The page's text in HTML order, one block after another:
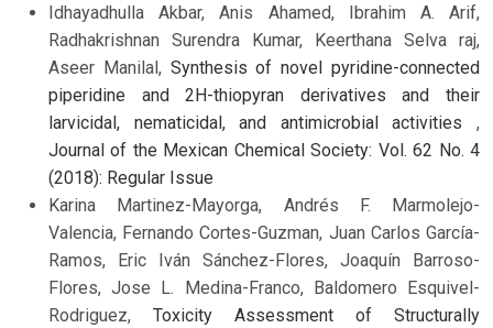
Idhayadhulla Akbar, Anis Ahamed, Ibrahim A. Arif,
Radhakrishnan Surendra Kumar, Keerthana Selva raj,
Aseer Manilal, Synthesis of novel pyridine-connected
piperidine and 2H-thiopyran derivatives and their
larvicidal, nematicidal, and antimicrobial activities ,
Journal of the Mexican Chemical Society: Vol. 62 No. 4
(2018): Regular Issue
Karina Martinez-Mayorga, Andrés F. Marmolejo-
Valencia, Fernando Cortes-Guzman, Juan Carlos García-
Ramos, Eric Iván Sánchez-Flores, Joaquín Barroso-
Flores, Jose L. Medina-Franco, Baldomero Esquivel-
Rodriguez, Toxicity Assessment of Structurally